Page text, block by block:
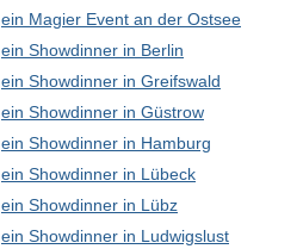
ein Magier Event an der Ostsee
ein Showdinner in Berlin
ein Showdinner in Greifswald
ein Showdinner in Güstrow
ein Showdinner in Hamburg
ein Showdinner in Lübeck
ein Showdinner in Lübz
ein Showdinner in Ludwigslust